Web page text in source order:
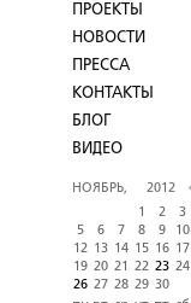
ПРОЕКТЫ
НОВОСТИ
ПРЕССА
КОНТАКТЫ
БЛОГ
ВИДЕО
НОЯБРЬ,
2012
1
2 3
5
6 7 8 9 10
12 13 14 15 16 17
19 20 21 22 23 24
26 27 28 29 30